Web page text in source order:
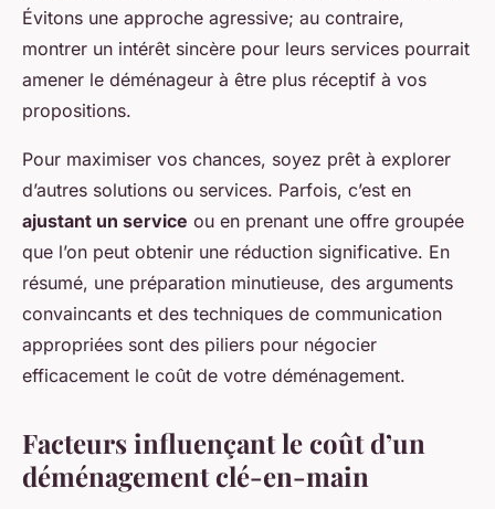
Évitons une approche agressive; au contraire,
montrer un intérêt sincère pour leurs services pourrait
amener le déménageur à être plus réceptif à vos
propositions.
Pour maximiser vos chances, soyez prêt à explorer
d’autres solutions ou services. Parfois, c’est en
ajustant un service ou en prenant une offre groupée
que l’on peut obtenir une réduction significative. En
résumé, une préparation minutieuse, des arguments
convaincants et des techniques de communication
appropriées sont des piliers pour négocier
efficacement le coût de votre déménagement.
Facteurs influençant le coût d’un
déménagement clé-en-main